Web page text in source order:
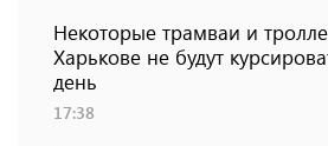
Некоторые трамваи и
Харькове не будут
день
17:38